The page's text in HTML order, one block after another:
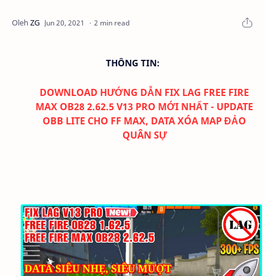
2 min read
THÔNG TIN:
DOWNLOAD HƯỚNG DẪN FIX LAG FREE FIRE
MAX OB28 2.62.5 V13 PRO MỚI NHẤT - UPDATE
OBB LITE CHO FF MAX, DATA XÓA MAP ĐẢO
QUÂN SỰ